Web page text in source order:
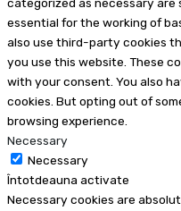
categorized as necessary are
essential for the working of
also use third-party cookies
you use this website. These
with your consent. You also
cookies. But opting out of
browsing experience.
Necessary
Necessary
Întotdeauna activate
Necessary cookies are